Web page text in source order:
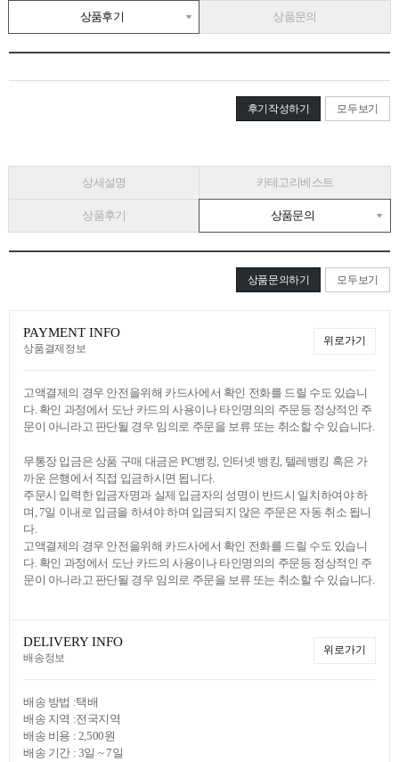
상품후기 상품문의
후기작성하기 모두보기
상세설명 카테고리베스트
상품후기 상품문의
상품문의하기 모두보기
PAYMENT INFO
상품결제정보
위로가기
고액결제의 경우 안전을위해 카드사에서 확인 전화를 드릴 수도 있습니
다. 확인 과정에서 도난 카드의 사용이나 타인명의의 주문등 정상적인 주
문이 아니라고 판단될 경우 임의로 주문을 보류 또는 취소할 수 있습니다.
무통장 입금은 상품 구매 대금은 PC뱅킹, 인터넷 뱅킹, 텔레뱅킹 혹은 가
까운 은행에서 직접 입금하시면 됩니다.
주문시 입력한 입금자명과 실제 입금자의 성명이 반드시 일치하여야 하
며, 7일 이내로 입금을 하셔야 하며 입금되지 않은 주문은 자동 취소 됩니
다.
고액결제의 경우 안전을위해 카드사에서 확인 전화를 드릴 수도 있습니
다. 확인 과정에서 도난 카드의 사용이나 타인명의의 주문등 정상적인 주
문이 아니라고 판단될 경우 임의로 주문을 보류 또는 취소할 수 있습니다.
DELIVERY INFO
배송정보
위로가기
배송 방법 :택배
배송 지역 :전국지역
배송 비용 : 2,500원
배송 기간 : 3일 ~ 7일